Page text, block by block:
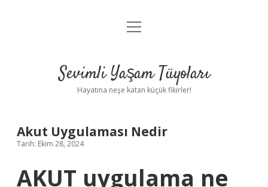
Anasayfa
Yasal Uyarı
menüyü
Sevimli Yaşam Tüyoları
Hayatına neşe katan küçük fikirler!
Akut Uygulaması Nedir
Tarih: Ekim 28, 2024
AKUT uygulama ne